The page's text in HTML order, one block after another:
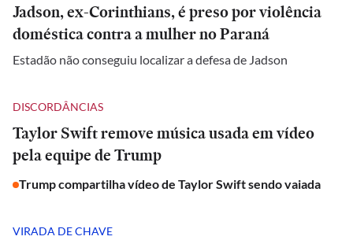
Jadson, ex-Corinthians, é preso por violência
doméstica contra a mulher no Paraná
Estadão não conseguiu localizar a defesa de Jadson
DISCORDÂNCIAS
Taylor Swift remove música usada em vídeo
pela equipe de Trump
Trump compartilha vídeo de Taylor Swift sendo vaiada
VIRADA DE CHAVE